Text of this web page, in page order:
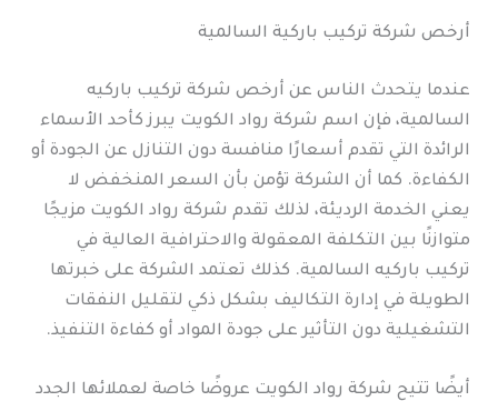
أرخص شركة تركيب باركية السالمية
عندما يتحدث الناس عن أرخص شركة تركيب باركيه
السالمية، فإن اسم شركة رواد الكويت يبرز كأحد الأسماء
الرائدة التي تقدم أسعارًا منافسة دون التنازل عن الجودة أو
الكفاءة. كما أن الشركة تؤمن بأن السعر المنخفض لا
يعني الخدمة الرديئة، لذلك تقدم شركة رواد الكويت مزيجًا
متوازنًا بين التكلفة المعقولة والاحترافية العالية في
تركيب باركيه السالمية. كذلك تعتمد الشركة على خبرتها
الطويلة في إدارة التكاليف بشكل ذكي لتقليل النفقات
التشغيلية دون التأثير على جودة المواد أو كفاءة التنفيذ.
أيضًا تتيح شركة رواد الكويت عروضًا خاصة لعملائها الجدد